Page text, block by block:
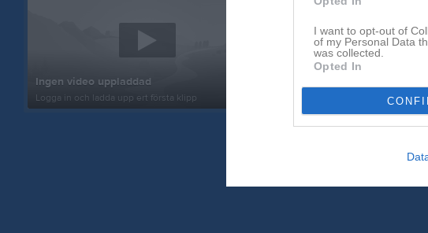
I want to opt-out of
of my Personal Data
was collected.
Opted In
Ingen video uppladdad
Logga in och ladda upp ert första klipp
Inget album finns skapat